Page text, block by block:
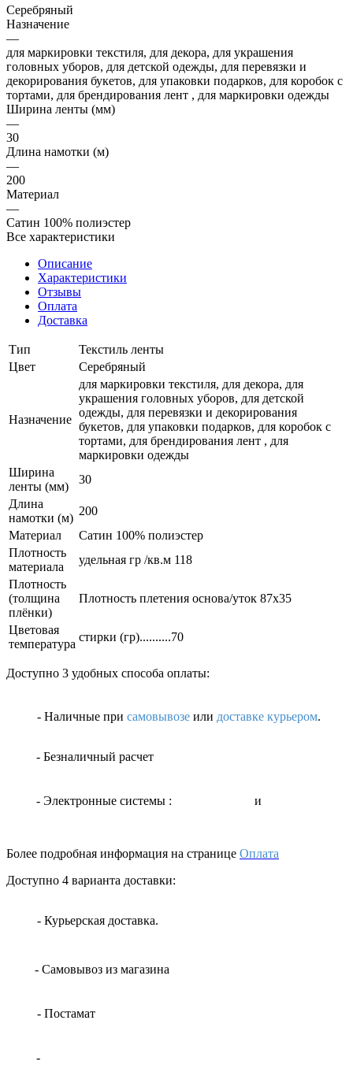
Серебряный
Назначение
—
для маркировки текстиля, для декора, для украшения
головных уборов, для детской одежды, для перевязки и
декорирования букетов, для упаковки подарков, для коробок с
тортами, для брендирования лент , для маркировки одежды
Ширина ленты (мм)
—
30
Длина намотки (м)
—
200
Материал
—
Сатин 100% полиэстер
Все характеристики
Описание
Характеристики
Отзывы
Оплата
Доставка
Тип
Текстиль ленты
Цвет
Серебряный
Назначение
для маркировки текстиля, для декора, для
украшения головных уборов, для детской
одежды, для перевязки и декорирования
букетов, для упаковки подарков, для коробок с
тортами, для брендирования лент , для
маркировки одежды
Ширина
ленты (мм)
30
Длина
намотки (м)
200
Материал
Сатин 100% полиэстер
Плотность
материала
удельная гр /кв.м 118
Плотность
(толщина
плёнки)
Плотность плетения основа/уток 87х35
Цветовая
температура
стирки (гр)..........70
Доступно 3 удобных способа оплаты:
- Наличные при самовывозе или доставке курьером.
- Безналичный расчет
- Электронные системы : и
Более подробная информация на странице Оплата
Доступно 4 варианта доставки:
- Курьерская доставка.
- Самовывоз из магазина
- Постамат
-